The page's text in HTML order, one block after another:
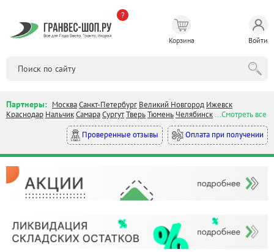
?
Корзина Войти
Партнеры: МоскваСанкт-Петербург Великий Новгород Ижевск
Краснодар НальчикСамараСургутТверьТюмень Челябинск...Смотреть все
Проверенные отзывы
Оплата при получении